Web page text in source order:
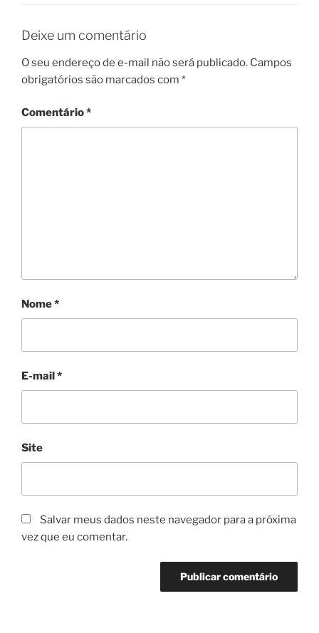
Deixe um comentário
O seu endereço de e-mail não será publicado. Campos
obrigatórios são marcados com *
Comentário*
Nome*
E-mail*
Site
Salvar meus dados neste navegador para a próxima
vez que eu comentar.